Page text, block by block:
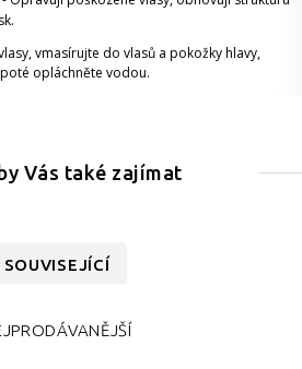
vmasírujte do vlasů a pokožky hlavy,
opláchněte vodou.
Vás také zajímat
SOUVISEJÍCÍ